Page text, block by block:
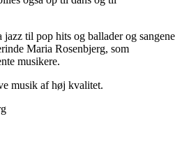
til pop hits og ballader og sangene
Maria Rosenbjerg, som
musikere.
musik af høj kvalitet.